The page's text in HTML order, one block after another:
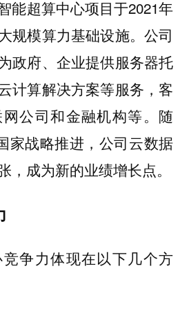
能超算中心项目于2021年
规模算力基础设施。公司
政府、企业提供服务器托
计算解决方案等服务，客
公司和金融机构等。随
家战略推进，公司云数据
，成为新的业绩增长点。
争力体现在以下几个方